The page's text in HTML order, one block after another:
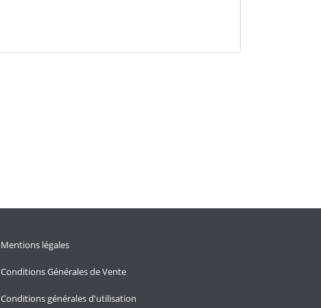
Mentions légales
Conditions Générales de Vente
Conditions générales d'utilisation